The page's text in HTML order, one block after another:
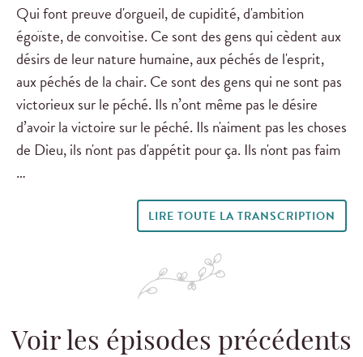
Qui font preuve d'orgueil, de cupidité, d'ambition
égoïste, de convoitise. Ce sont des gens qui cèdent aux
désirs de leur nature humaine, aux péchés de l'esprit,
aux péchés de la chair. Ce sont des gens qui ne sont pas
victorieux sur le péché. Ils n’ont même pas le désire
d’avoir la victoire sur le péché. Ils n'aiment pas les choses
de Dieu, ils n'ont pas d'appétit pour ça. Ils n'ont pas faim
…
LIRE TOUTE LA TRANSCRIPTION
Voir les épisodes précédents